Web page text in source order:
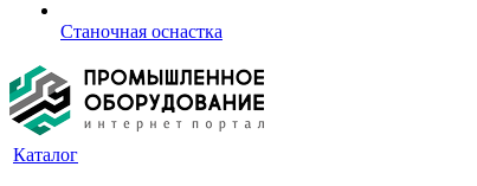
Станочная оснастка
Каталог